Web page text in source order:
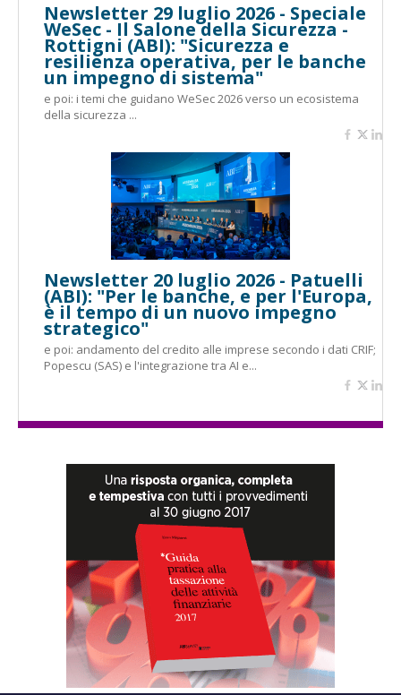
Newsletter 29 luglio 2026 - Speciale
WeSec - Il Salone della Sicurezza -
Rottigni (ABI): "Sicurezza e
resilienza operativa, per le banche
un impegno di sistema"
e poi: i temi che guidano WeSec 2026 verso un ecosistema
della sicurezza ...
Newsletter 20 luglio 2026 - Patuelli
(ABI): "Per le banche, e per l'Europa,
è il tempo di un nuovo impegno
strategico"
e poi: andamento del credito alle imprese secondo i dati CRIF;
Popescu (SAS) e l'integrazione tra AI e...